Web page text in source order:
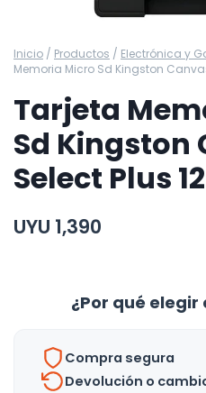
Inicio / Productos / Electrónica y
Memoria Micro Sd Kingston
Tarjeta
Sd Kingston
Select Plus
UYU 1,390
¿Por qué
Compra segura
Devolución o